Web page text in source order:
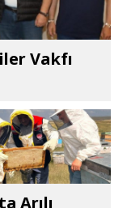
Vakfı
Arılı